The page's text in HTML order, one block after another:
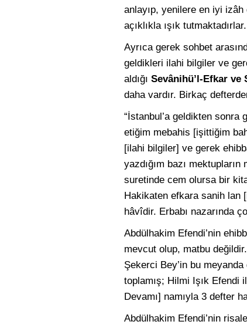
anlayıp, yenilere en iyi
açıklıkla ışık tutmaktadırlar.
Ayrıca gerek sohbet
geldikleri ilahi bilgiler ve
aldığı Sevânihü’l-Efkar ve
daha vardır. Birkaç
“İstanbul’a geldikten
etiğim mebahis [işittiğim
[ilahi bilgiler] ve gerek
yazdığım bazı
suretinde cem olursa bir
Hakikaten efkara sanih lan
hâvîdir. Erbabı nazarında
Abdülhakim Efendi’nin
mevcut olup, matbu
Şekerci Bey’in bu
toplamış; Hilmi Işık Efendi
Devamı] namıyla 3 defter
Abdülhakim Efendi’nin